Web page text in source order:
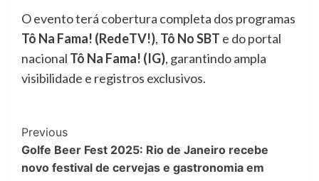
O evento terá cobertura completa dos programas
Tô Na Fama! (RedeTV!), Tô No SBT e do portal
nacional Tô Na Fama! (IG), garantindo ampla
visibilidade e registros exclusivos.
Previous
Golfe Beer Fest 2025: Rio de Janeiro recebe
novo festival de cervejas e gastronomia em